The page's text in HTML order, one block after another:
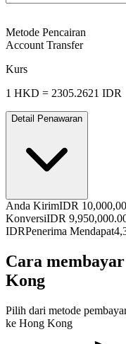
Metode Pencairan
Account Transfer
Kurs
1 HKD = 2305.2621 IDR
Detail Penawaran
Anda KirimIDR
KonversiIDR
IDRPenerima Mendapat
Cara
Kong
Pilih dari metode
ke Hong Kong